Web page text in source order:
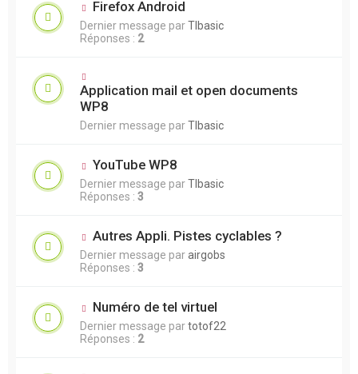
Firefox Android
Dernier message parTIbasic
Réponses : 2
Application mail et open documents
WP8
Dernier message parTIbasic
YouTube WP8
Dernier message parTIbasic
Réponses : 3
Autres Appli. Pistes cyclables ?
Dernier message parairgobs
Réponses : 3
Numéro de tel virtuel
Dernier message partotof22
Réponses : 2